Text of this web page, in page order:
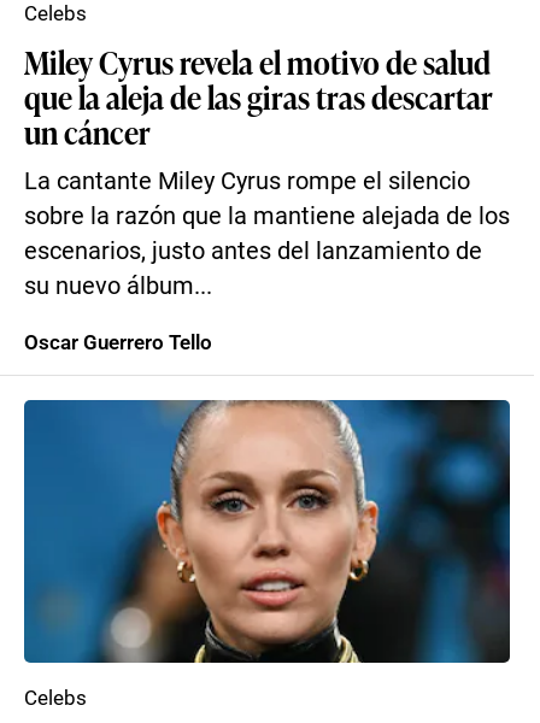
Miley Cyrus revela el motivo de salud
que la aleja de las giras tras descartar
un cáncer
La cantante Miley Cyrus rompe el silencio
sobre la razón que la mantiene alejada de los
escenarios, justo antes del lanzamiento de
su nuevo álbum...
Celebs
Oscar Guerrero Tello
Celebs